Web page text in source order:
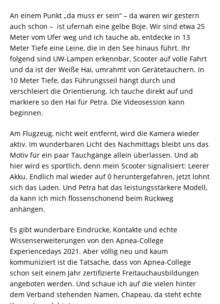
An einem Punkt „da muss er sein“ – da waren wir gestern
auch schon – ist ufernah eine gelbe Boje. Wir sind etwa 25
Meter vom Ufer weg und ich tauche ab, entdecke in 13
Meter Tiefe eine Leine, die in den See hinaus führt. Ihr
folgend sind UW-Lampen erkennbar, Scooter auf volle Fahrt
und da ist der Weiße Hai, umrahmt von Gerätetauchern. In
10 Meter Tiefe, das Führungsseil hängt durch und
verschleiert die Orientierung. Ich tauche direkt auf und
markiere so den Hai für Petra. Die Videosession kann
beginnen.
Am Flugzeug, nicht weit entfernt, wird die Kamera wieder
aktiv. Im wunderbaren Licht des Nachmittags bleibt uns das
Motiv für ein paar Tauchgänge allein überlassen. Und ab
hier wird es sportlich, denn mein Scooter signalisiert: Leerer
Akku. Endlich mal wieder auf 0 heruntergefahren, jetzt lohnt
sich das Laden. Und Petra hat das leistungsstärkere Modell,
da kann ich mich flossenschonend beim Rückweg
anhängen.
Es gibt wunderbare Eindrücke, Kontakte und echte
Wissenserweiterungen von den Apnea-College
Experiencedays 2021. Aber völlig neu und kaum
kommuniziert ist die Tatsache, dass von Apnea-College
schon seit einem Jahr zertifizierte Freitauchausbildungen
angeboten werden. Und schaue ich auf die vielen hinter
dem Verband stehenden Namen, Chapeau, da steht echte